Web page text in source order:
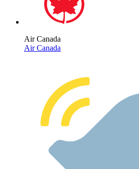
Air Canada
Air Canada